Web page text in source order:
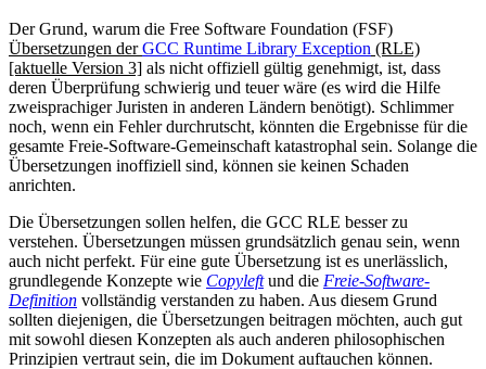
Der Grund, warum die Free Software Foundation (FSF)
Übersetzungen derGCC Runtime Library Exception (RLE)
[aktuelle Version 3] als nicht offiziell gültig genehmigt, ist, dass
deren Überprüfung schwierig und teuer wäre (es wird die Hilfe
zweisprachiger Juristen in anderen Ländern benötigt). Schlimmer
noch, wenn ein Fehler durchrutscht, könnten die Ergebnisse für die
gesamte Freie-Software-Gemeinschaft katastrophal sein. Solange die
Übersetzungen inoffiziell sind, können sie keinen Schaden
anrichten.
Die Übersetzungen sollen helfen, die GCC RLE besser zu
verstehen. Übersetzungen müssen grundsätzlich genau sein, wenn
auch nicht perfekt. Für eine gute Übersetzung ist es unerlässlich,
grundlegende Konzepte wie Copyleftund die Freie-Software-
Definition vollständig verstanden zu haben. Aus diesem Grund
sollten diejenigen, die Übersetzungen beitragen möchten, auch gut
mit sowohl diesen Konzepten als auch anderen philosophischen
Prinzipien vertraut sein, die im Dokument auftauchen können.